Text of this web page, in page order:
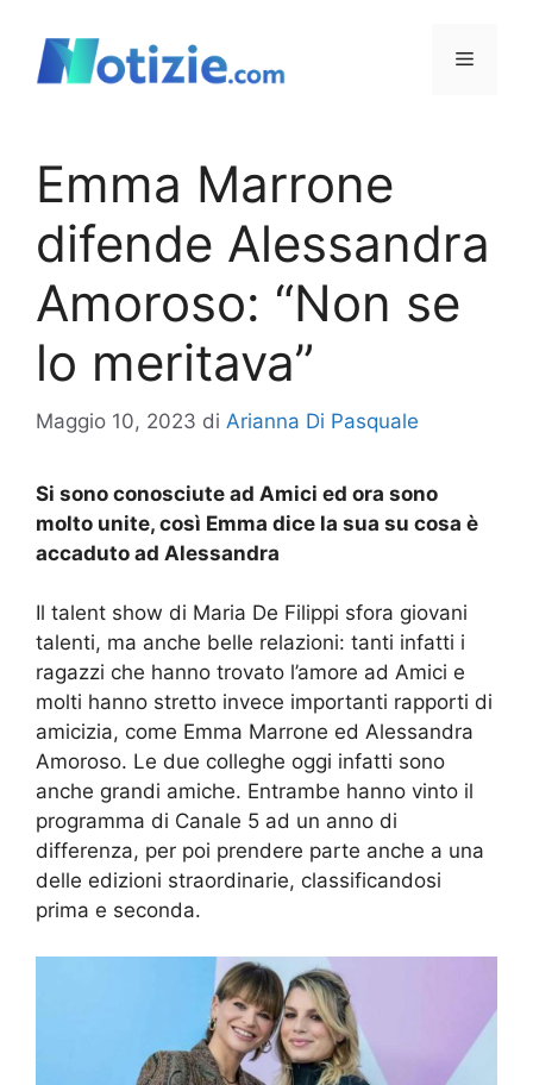
contenuto
Menu
Emma Marrone
difende Alessandra
Amoroso: “Non se
lo meritava”
Maggio 10, 2023 di Arianna Di Pasquale
Si sono conosciute ad Amici ed ora sono
molto unite, così Emma dice la sua su cosa è
accaduto ad Alessandra
Il talent show di Maria De Filippi sfora giovani
talenti, ma anche belle relazioni: tanti infatti i
ragazzi che hanno trovato l’amore ad Amici e
molti hanno stretto invece importanti rapporti di
amicizia, come Emma Marrone ed Alessandra
Amoroso. Le due colleghe oggi infatti sono
anche grandi amiche. Entrambe hanno vinto il
programma di Canale 5 ad un anno di
differenza, per poi prendere parte anche a una
delle edizioni straordinarie, classificandosi
prima e seconda.